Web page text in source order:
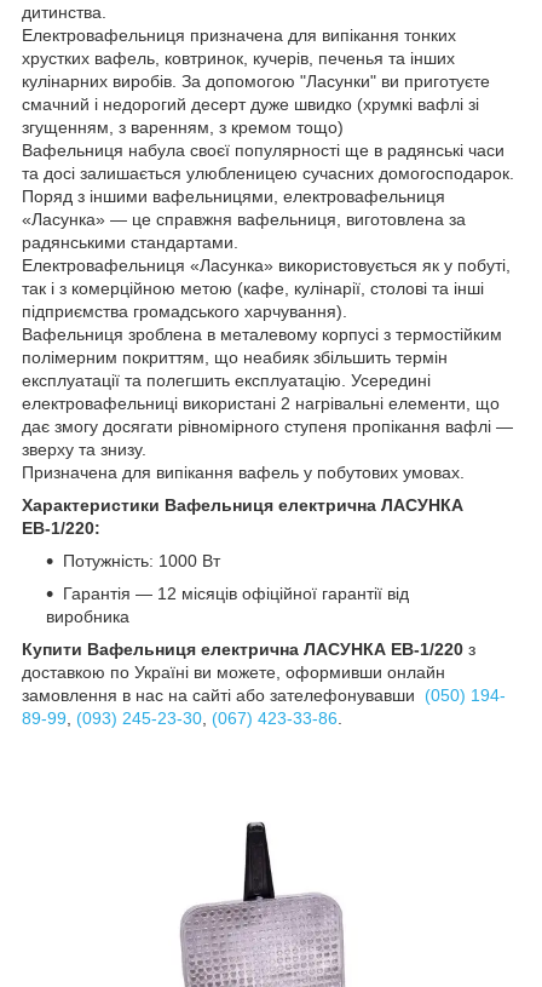
дитинства.
Електровафельниця призначена для випікання тонких
хрустких вафель, ковтринок, кучерів, пeчeнья та інших
кулінарних виробів. За допомогою "Ласунки" ви приготуєте
смачний і недорогий десерт дуже швидко (хрумкі вафлі зі
згущенням, з варенням, з кремом тощо)
Вафельниця набула своєї популярності ще в радянські часи
та досі залишається улюбленицею сучасних домогосподарок.
Поряд з іншими вафельницями, електровафельниця
«Ласунка» — це справжня вафельниця, виготовлена за
радянськими стандартами.
Електровафельниця «Ласунка» використовується як у побуті,
так і з комерційною метою (кафе, кулінарії, столові та інші
підприємства громадського харчування).
Вафельниця зроблена в металевому корпусі з термостійким
полімерним покриттям, що неабияк збільшить термін
експлуатації та полегшить експлуатацію. Усередині
електровафельниці використані 2 нагрівальні елементи, що
дає змогу досягати рівномірного ступеня пропікання вафлі —
зверху та знизу.
Призначена для випікання вафель у побутових умовах.
Характеристики Вафельниця електрична ЛАСУНКА
ЕВ-1/220:
Потужність: 1000 Вт
Гарантія — 12 місяців офіційної гарантії від
виробника
Купити Вафельниця електрична ЛАСУНКА ЕВ-1/220 з
доставкою по Україні ви можете, оформивши онлайн
замовлення в нас на сайті або зателефонувавши (050) 194-
89-99
(093) 245-23-30 (067) 423-33-86